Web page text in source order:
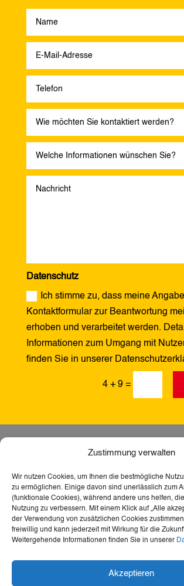
Zustimmung verwalten
Wir nutzen Cookies, um Ihnen die bestmögliche
zu ermöglichen. Einige davon sind unerlässlich zum
(funktionale Cookies), während andere uns helfen,
Nutzung zu verbessern. Mit einem Klick auf „Alle
der Verwendung von zusätzlichen Cookies
freiwillig und kann jederzeit mit Wirkung für die
Weitergehende Informationen finden Sie in unserer
Akzeptieren
Datenschutz
Ich stimme zu, dass meine
Kontaktformular zur Beantwortung
erhoben und verarbeitet werden.
Informationen zum Umgang mit
finden Sie in unserer
4 + 9 =
Webseite barrierefrei – für mehr